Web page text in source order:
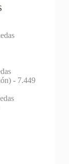
- 7.449